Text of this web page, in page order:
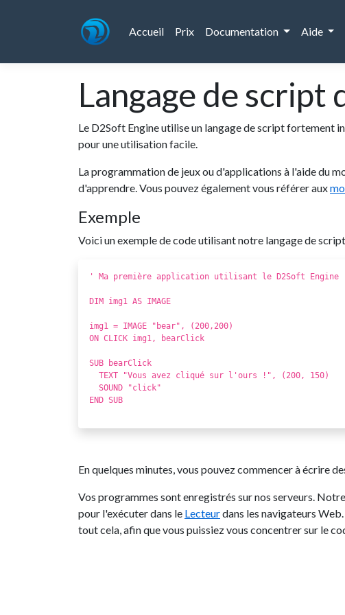
Accueil Prix Documentation Aide
Langage de script
Le D2Soft Engine utilise un langage de script fortement
pour une utilisation facile.
La programmation de jeux ou d'applications à l'aide du
d'apprendre. Vous pouvez également vous référer aux
Exemple
Voici un exemple de code utilisant notre langage de
' Ma première application utilisant le D2Soft Engine
DIM img1 AS IMAGE
img1 = IMAGE "bear", (200,200)
ON CLICK img1, bearClick
SUB bearClick
  TEXT "Vous avez cliqué sur l'ours !", (200, 150)
  SOUND "click"
END SUB
En quelques minutes, vous pouvez commencer à écrire
Vos programmes sont enregistrés sur nos serveurs.
pour l'exécuter dans le Lecteurdans les navigateurs
tout cela, afin que vous puissiez vous concentrer sur le